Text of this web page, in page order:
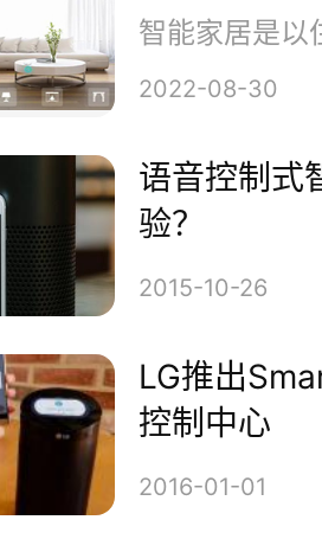
现实”。公司的技
间技术主要是去
Hayo和它们完全
空间和家居物件
2022-08-30
语音控制式
验？
2015-10-26
LG推出
控制中心
2016-01-01